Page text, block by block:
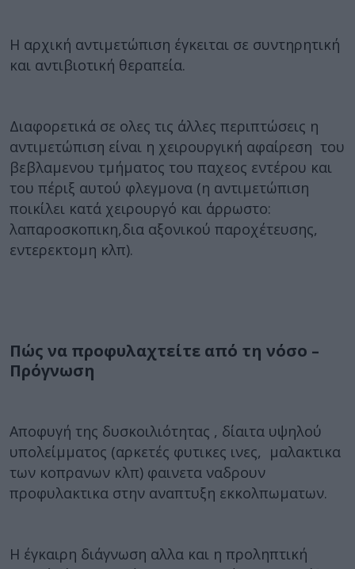
Η αρχική αντιμετώπιση έγκειται σε συντηρητική
και αντιβιοτική θεραπεία.
Διαφορετικά σε ολες τις άλλες περιπτώσεις η
αντιμετώπιση είναι η χειρουργική αφαίρεση του
βεβλαμενου τμήματος του παχεος εντέρου και
του πέριξ αυτού φλεγμονα (η αντιμετώπιση
ποικίλει κατά χειρουργό και άρρωστο:
λαπαροσκοπικη,δια αξονικού παροχέτευσης,
εντερεκτομη κλπ).
Πώς να προφυλαχτείτε από τη νόσο –
Πρόγνωση
Αποφυγή της δυσκοιλιότητας , δίαιτα υψηλού
υπολείμματος (αρκετές φυτικες ινες, μαλακτικα
των κοπρανων κλπ) φαινετα ναδρουν
προφυλακτικα στην αναπτυξη εκκολπωματων.
Η έγκαιρη διάγνωση αλλα και η προληπτική